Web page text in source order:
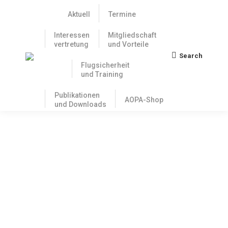
Aktuell Termine
Interessen
vertretung
Mitgliedschaft
und Vorteile
Flugsicherheit
und Training
Publikationen
und Downloads
AOPA-Shop
Search:
Search